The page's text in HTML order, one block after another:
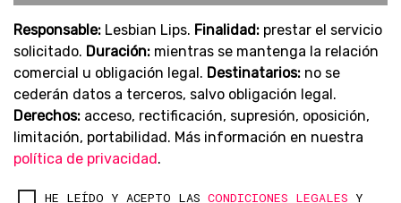
Responsable: Lesbian Lips. Finalidad: prestar el servicio
solicitado. Duración: mientras se mantenga la relación
comercial u obligación legal. Destinatarios: no se
cederán datos a terceros, salvo obligación legal.
Derechos: acceso, rectificación, supresión, oposición,
limitación, portabilidad. Más información en nuestra
política de privacidad.
HE LEÍDO Y ACEPTO LAS CONDICIONES LEGALES Y